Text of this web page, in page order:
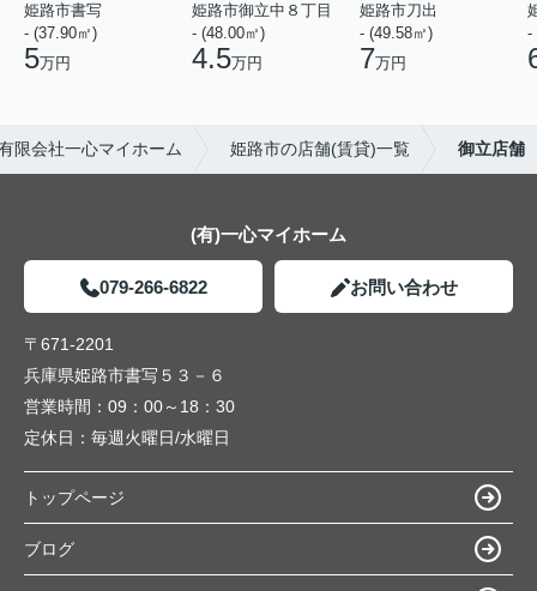
姫路市書写
- (37.90㎡)
5万円
姫路市御立中８丁目
- (48.00㎡)
4.5万円
姫路市刀出
- (49.58㎡)
7万円
-
限会社一心マイホーム 姫路市の店舗(賃貸)一覧 御立店舗
(有)一心マイホーム
079-266-6822 お問い合わせ
〒671-2201
兵庫県姫路市書写５３－６
営業時間： 09：00～18：30
定休日： 毎週火曜日/水曜日
トップページ
ブログ